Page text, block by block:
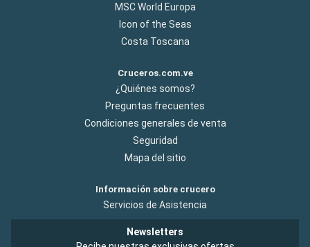
MSC World Europa
Icon of the Seas
Costa Toscana
Cruceros.com.ve
¿Quiénes somos?
Preguntas frecuentes
Condiciones generales de venta
Seguridad
Mapa del sitio
Información sobre crucero
Servicios de Asistencia
Newsletters